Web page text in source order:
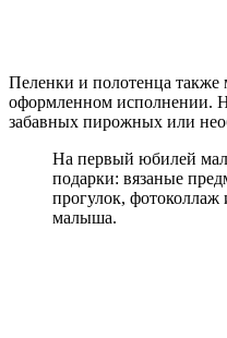
Пеленки и полотенца
оформленном исполнении.
забавных пирожных или
На первый юбилей
подарки: вязаные
прогулок, фотоколлаж
малыша.